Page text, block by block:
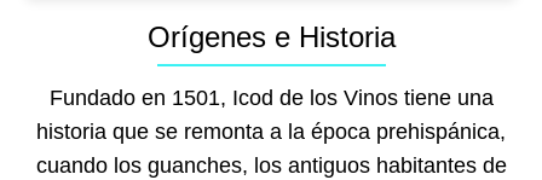
Orígenes e Historia
Fundado en 1501, Icod de los Vinos tiene una
historia que se remonta a la época prehispánica,
cuando los guanches, los antiguos habitantes de